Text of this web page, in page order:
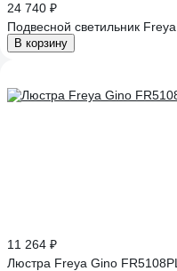
24 740 ₽
Подвесной светильник
В корзину
11 264 ₽
Люстра Freya Gino